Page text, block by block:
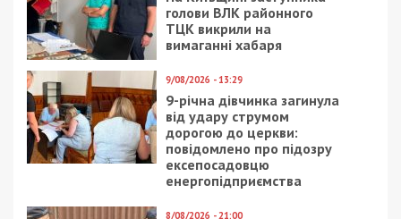
Читайте також
Предыдущая статья:
В помощь переселенцам: как в Днепре
получить нужную справку
Следующая статья:
План Маршалла-2: спасительный плот
Запада для Украины